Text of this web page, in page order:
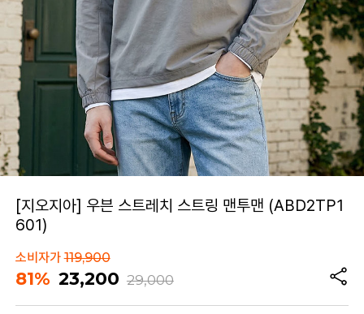
[지오지아] 우븐 스트레치 스트링 맨투맨 (ABD2TP1
601)
소비자가119,900
81% 23,200 29,000